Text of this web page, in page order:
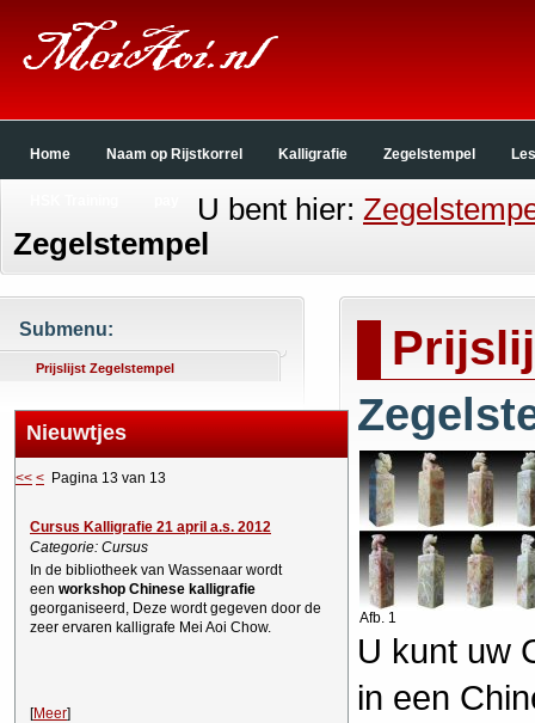
Home Naam op Rijstkorrel Kalligrafie Zegelstempel
U bent hier:
Zegelstempel
Submenu:
Prijslijst Zegelstempel
Nieuwtjes
<< < Pagina 13 van 13
Cursus Kalligrafie 21 april a.s. 2012
Categorie: Cursus
In de bibliotheek van Wassenaar wordt
een workshop Chinese kalligrafie
georganiseerd, Deze wordt gegeven door de
zeer ervaren kalligrafe Mei Aoi Chow.
[Meer]
Afb. 1
U kunt uw
in een